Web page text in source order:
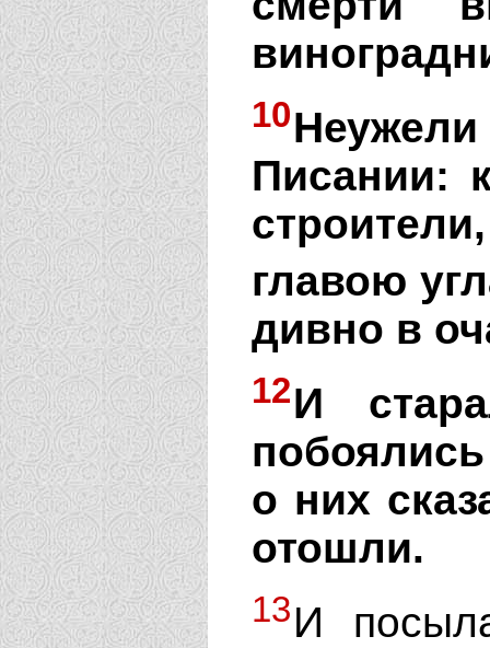
10
Писании:
главою
дивно в
12И
о них
отошли.
13И